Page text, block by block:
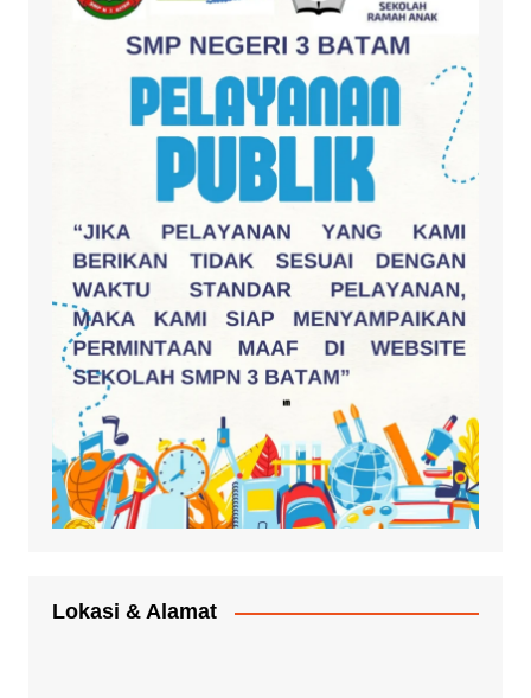
Lokasi & Alamat